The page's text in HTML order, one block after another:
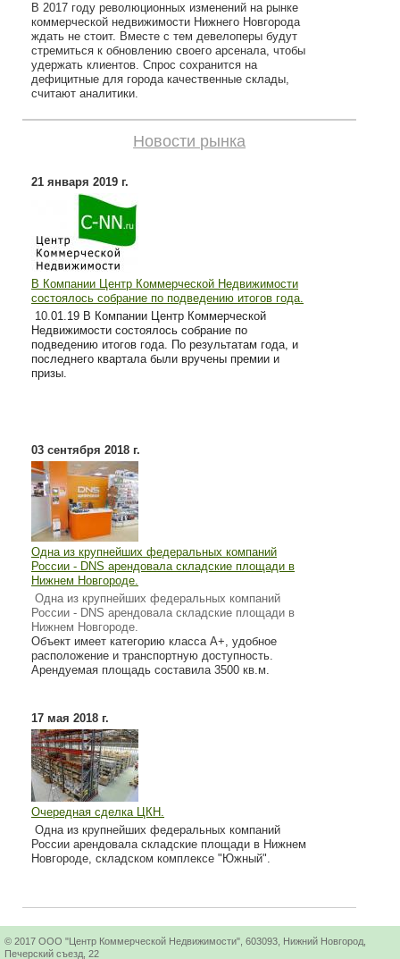
В 2017 году революционных изменений на рынке
коммерческой недвижимости Нижнего Новгорода
ждать не стоит. Вместе с тем девелоперы будут
стремиться к обновлению своего арсенала, чтобы
удержать клиентов. Спрос сохранится на
дефицитные для города качественные склады,
считают аналитики.
Новости рынка
21 января 2019 г.
В Компании Центр Коммерческой Недвижимости
состоялось собрание по подведению итогов года.
10.01.19 В Компании Центр Коммерческой
Недвижимости состоялось собрание по
подведению итогов года. По результатам года, и
последнего квартала были вручены премии и
призы.
03 сентября 2018 г.
Одна из крупнейших федеральных компаний
России - DNS арендовала складские площади в
Нижнем Новгороде.
Одна из крупнейших федеральных компаний
России - DNS арендовала складские площади в
Нижнем Новгороде.
Объект имеет категорию класса А+, удобное
расположение и транспортную доступность.
Арендуемая площадь составила 3500 кв.м.
17 мая 2018 г.
Очередная сделка ЦКН.
Одна из крупнейших федеральных компаний
России арендовала складские площади в Нижнем
Новгороде, складском комплексе "Южный".
© 2017 ООО "Центр Коммерческой Недвижимости", 603093, Нижний Новгород,
Печерский съезд, 22